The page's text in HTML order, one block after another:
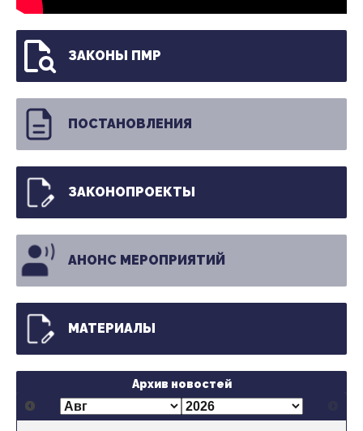
ЗАКОНЫ ПМР
ПОСТАНОВЛЕНИЯ
ЗАКОНОПРОЕКТЫ
АНОНС МЕРОПРИЯТИЙ
МАТЕРИАЛЫ
Архив новостей